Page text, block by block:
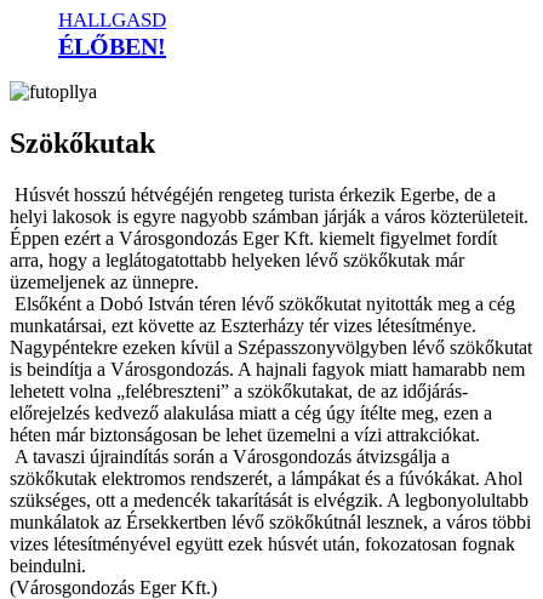
HALLGASD
ÉLŐBEN!
Szökőkutak
Húsvét hosszú hétvégéjén rengeteg turista érkezik Egerbe, de a
helyi lakosok is egyre nagyobb számban járják a város közterületeit.
Éppen ezért a Városgondozás Eger Kft. kiemelt figyelmet fordít
arra, hogy a leglátogatottabb helyeken lévő szökőkutak már
üzemeljenek az ünnepre.
Elsőként a Dobó István téren lévő szökőkutat nyitották meg a cég
munkatársai, ezt követte az Eszterházy tér vizes létesítménye.
Nagypéntekre ezeken kívül a Szépasszonyvölgyben lévő szökőkutat
is beindítja a Városgondozás. A hajnali fagyok miatt hamarabb nem
lehetett volna „felébreszteni” a szökőkutakat, de az időjárás-
előrejelzés kedvező alakulása miatt a cég úgy ítélte meg, ezen a
héten már biztonságosan be lehet üzemelni a vízi attrakciókat.
A tavaszi újraindítás során a Városgondozás átvizsgálja a
szökőkutak elektromos rendszerét, a lámpákat és a fúvókákat. Ahol
szükséges, ott a medencék takarítását is elvégzik. A legbonyolultabb
munkálatok az Érsekkertben lévő szökőkútnál lesznek, a város többi
vizes létesítményével együtt ezek húsvét után, fokozatosan fognak
beindulni.
(Városgondozás Eger Kft.)